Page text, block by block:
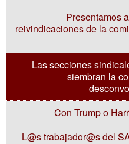
Presentamos
reivindicaciones de la
Las secciones
siembran la
Con Trump o
L@s trabajador@s del